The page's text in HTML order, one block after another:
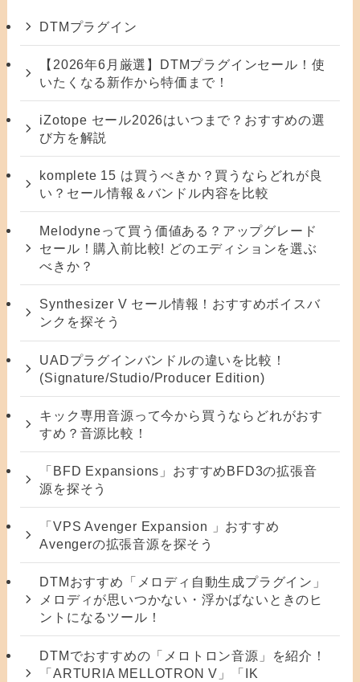
DTMプラグイン
【2026年6月厳選】DTMプラグインセール！使
いたくなる新作から特価まで！
iZotope セール2026はいつまで？おすすめの選
び方を解説
komplete 15 は買うべきか？買うならどれが良
い？セール情報＆バンドル内容を比較
Melodyneって買う価値ある？アップグレード
セール！購入前比較! どのエディションを選ぶ
べきか？
Synthesizer V セール情報！おすすめボイスバ
ンクを探そう
UADプラグインバンドルの違いを比較！
(Signature/Studio/Producer Edition)
キック専用音源って今から買うならどれがおす
すめ？音源比較！
「BFD Expansions」おすすめBFD3の拡張音
源を探そう
「VPS Avenger Expansion 」おすすめ
Avengerの拡張音源を探そう
DTMおすすめ「メロディ自動生成プラグイン」
メロディが思いつかない・浮かばないときのヒ
ントになるツール！
DTMでおすすめの「メロトロン音源」を紹介！
「ARTURIA MELLOTRON V」「IK